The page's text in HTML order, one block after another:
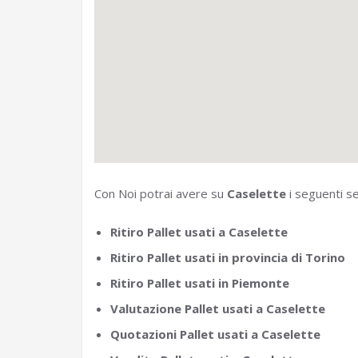
Con Noi potrai avere su Caselette i seguenti
Ritiro Pallet usati a Caselette
Ritiro Pallet usati in provincia di Torino
Ritiro Pallet usati in Piemonte
Valutazione Pallet usati a Caselette
Quotazioni Pallet usati a Caselette